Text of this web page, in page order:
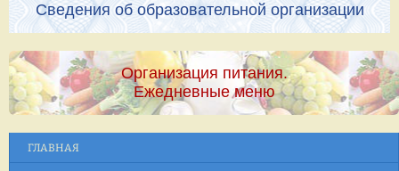
Сведения об образовательной организации
Организация питания.
Ежедневные меню
ГЛАВНАЯ